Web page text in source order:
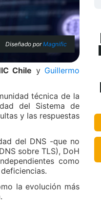
Diseñado porMagnific
Chile y Guillermo
técnica de la
del Sistema de
y las respuestas
del DNS -que no
sobre TLS), DoH
como
la evolución más